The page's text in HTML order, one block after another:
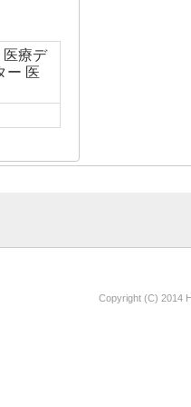
医療デ
ー 医
Copyright (C) 2014